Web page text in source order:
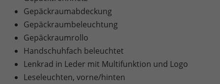
Gepäckraumabdeckung
Gepäckraumbeleuchtung
Gepäckraumrollo
Handschuhfach beleuchtet
Lenkrad in Leder mit Multifunktion und Logo
Leseleuchten, vorne/hinten